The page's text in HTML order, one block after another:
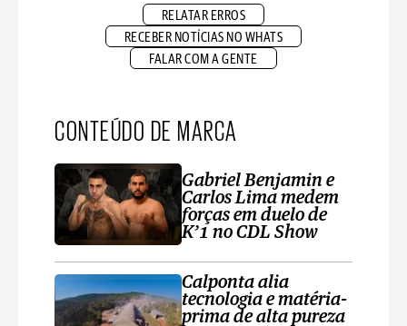
RELATAR ERROS
RECEBER NOTÍCIAS NO WHATS
FALAR COM A GENTE
CONTEÚDO DE MARCA
Gabriel Benjamin e
Carlos Lima medem
forças em duelo de
K’1 no CDL Show
Calponta alia
tecnologia e matéria-
prima de alta pureza